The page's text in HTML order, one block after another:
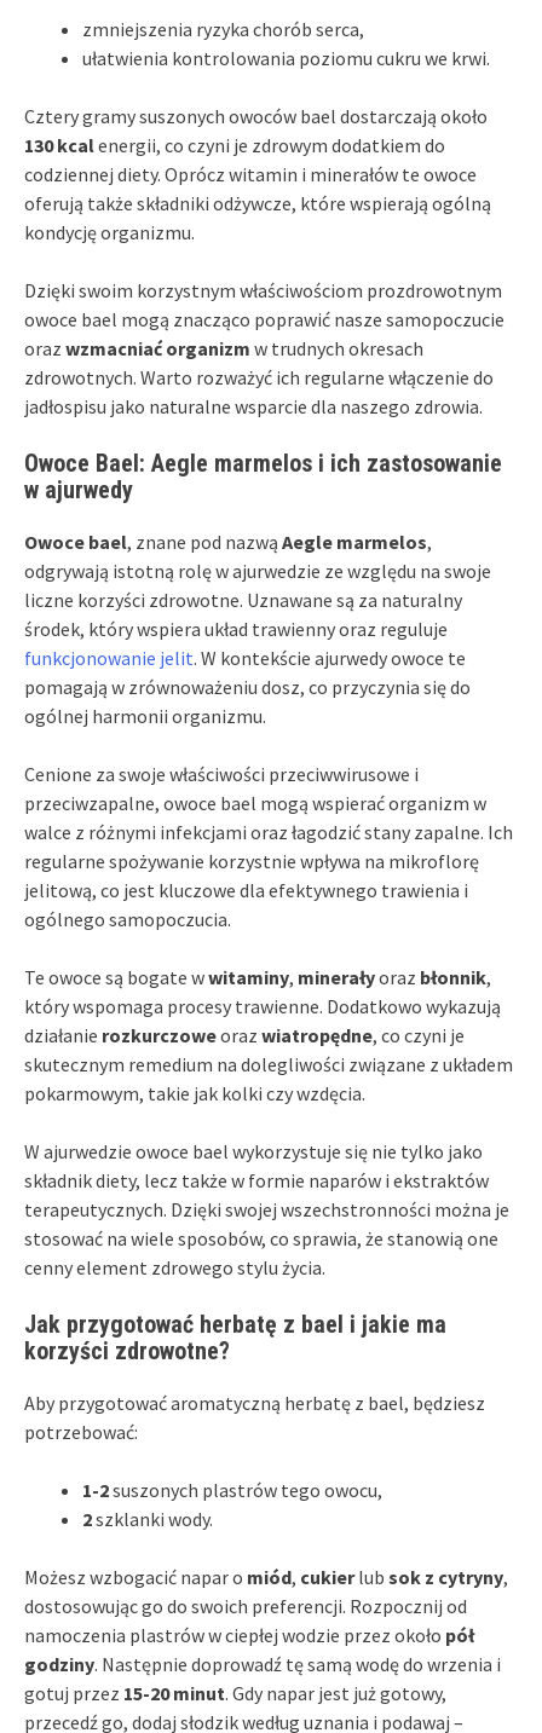
zmniejszenia ryzyka chorób serca,
ułatwienia kontrolowania poziomu cukru we krwi.
Cztery gramy suszonych owoców bael dostarczają około
130 kcalenergii, co czyni je zdrowym dodatkiem do
codziennej diety. Oprócz witamin i minerałów te owoce
oferują także składniki odżywcze, które wspierają ogólną
kondycję organizmu.
Dzięki swoim korzystnym właściwościom prozdrowotnym
owoce bael mogą znacząco poprawić nasze samopoczucie
oraz wzmacniać organizm w trudnych okresach
zdrowotnych. Warto rozważyć ich regularne włączenie do
jadłospisu jako naturalne wsparcie dla naszego zdrowia.
Owoce Bael: Aegle marmelos i ich zastosowanie
w ajurwedy
Owoce bael, znane pod nazwą Aegle marmelos,
odgrywają istotną rolę w ajurwedzie ze względu na swoje
liczne korzyści zdrowotne. Uznawane są za naturalny
środek, który wspiera układ trawienny oraz reguluje
funkcjonowanie jelit. W kontekście ajurwedy owoce te
pomagają w zrównoważeniu dosz, co przyczynia się do
ogólnej harmonii organizmu.
Cenione za swoje właściwości przeciwwirusowe i
przeciwzapalne, owoce bael mogą wspierać organizm w
walce z różnymi infekcjami oraz łagodzić stany zapalne. Ich
regularne spożywanie korzystnie wpływa na mikroflorę
jelitową, co jest kluczowe dla efektywnego trawienia i
ogólnego samopoczucia.
Te owoce są bogate wwitaminy, minerałyoraz błonnik,
który wspomaga procesy trawienne. Dodatkowo wykazują
działanie rozkurczoweoraz wiatropędne, co czyni je
skutecznym remedium na dolegliwości związane z układem
pokarmowym, takie jak kolki czy wzdęcia.
W ajurwedzie owoce bael wykorzystuje się nie tylko jako
składnik diety, lecz także w formie naparów i ekstraktów
terapeutycznych. Dzięki swojej wszechstronności można je
stosować na wiele sposobów, co sprawia, że stanowią one
cenny element zdrowego stylu życia.
Jak przygotować herbatę z bael i jakie ma
korzyści zdrowotne?
Aby przygotować aromatyczną herbatę z bael, będziesz
potrzebować:
1-2suszonych plastrów tego owocu,
2szklanki wody.
Możesz wzbogacić napar o miód, cukierlub sok z cytryny,
dostosowując go do swoich preferencji. Rozpocznij od
namoczenia plastrów w ciepłej wodzie przez około pół
godziny. Następnie doprowadź tę samą wodę do wrzenia i
gotuj przez 15-20 minut. Gdy napar jest już gotowy,
przecedź go, dodaj słodzik według uznania i podawaj –